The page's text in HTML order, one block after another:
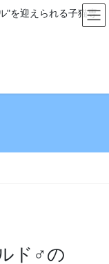
"を迎えられる子猫専
ド♂の